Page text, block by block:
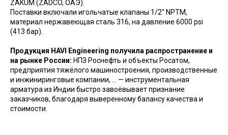
ZAKUM (ZADCO, ОАЭ).
Поставки включали игольчатые клапаны 1/2" NPTM,
материал нержавеющая сталь 316, на давление 6000 psi
(413 бар).
Продукция HAVI Engineering получила распространение и
на рынке России: НПЗ Роснефть и объекты Росатом,
предприятия тяжёлого машиностроения, производственные
и инжиниринговые компании, … — инструментальная
арматура из Индии быстро завоёвывает признание
заказчиков, благодаря выверенному балансу качества и
стоимости.